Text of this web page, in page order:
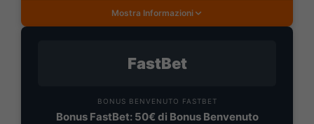
Mostra Informazioni
FastBet
BONUS BENVENUTO FASTBET
Bonus FastBet: 50€ di Bonus Benvenuto